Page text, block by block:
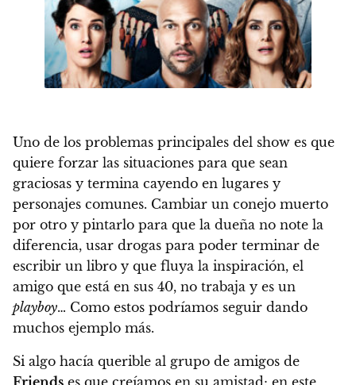
Uno de los problemas principales del show es que
quiere forzar las situaciones para que sean
graciosas y termina cayendo en lugares y
personajes comunes. Cambiar un conejo muerto
por otro y pintarlo para que la dueña no note la
diferencia, usar drogas para poder terminar de
escribir un libro y que fluya la inspiración, el
amigo que está en sus 40, no trabaja y es un
playboy… Como estos podríamos seguir dando
muchos ejemplo más.
Si algo hacía querible al grupo de amigos de
Friends es que creíamos en su amistad; en este